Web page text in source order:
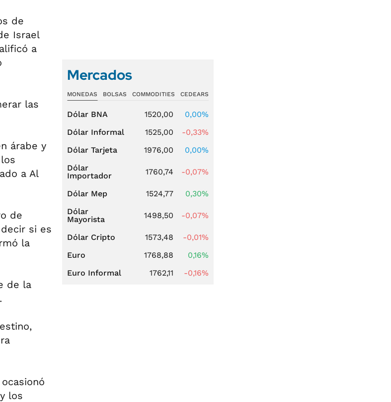
de
Israel
a
las
árabe y
a Al
de
si es
la
de la
los
Mercados
MONEDAS BOLSAS COMMODITIES CEDEARS
Dólar BNA 1520,00
0,00%
Dólar Informal
1525,00
-0,33%
Dólar Tarjeta
1976,00
0,00%
Dólar
Importador
1760,74 -0,07%
Dólar Mep 1524,77
0,30%
Dólar
Mayorista
1498,50 -0,07%
Dólar Cripto 1573,48
-0,01%
Euro
1768,88
0,16%
Euro Informal
1762,11 -0,16%